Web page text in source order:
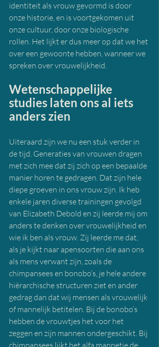
identiteit als vrouw gevormd is door
onze historie, en is voortgekomen uit
onze cultuur, door onze biologische
rollen. Het lijkt er dus meer op dat we het
over een gewoonte hebben, wanneer we
spreken over vrouwelijkheid.
Wetenschappelijke
studies laten ons al iets
anders zien
Uiteraard zijn we nu een stuk verder in
de tijd. Generaties van vrouwen dragen
met zich mee dat zij zich op een bepaalde
manier horen te gedragen. Dat zijn hele
diepe groeven in ons vrouw zijn. Ik heb
enkele jaren diverse trainingen gevolgd
van Elizabeth Debold en zij leerde mij om
anders te denken over vrouwelijkheid en
wie ik ben als vrouw. Zij leerde me dat,
als je kijkt naar apensoorten die aan ons
als mens verwant zijn, zoals de
chimpansees en bonobo’s, je hele andere
hiërarchische structuren ziet en ander
gedrag dan dat wij mensen als vrouwelijk
of mannelijk betitelen. Bij de bonobo’s
hebben de vrouwtjes het voor het
zeggen en zijn mannen ondergeschikt. Bij